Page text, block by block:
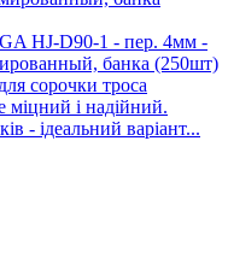
HJ-D90-1 - пер. 4мм -
банка (250шт)
сорочки троса
міцний і надійний.
- ідеальний варіант...